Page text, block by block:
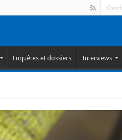
Enquêtes et dossiers Interviews